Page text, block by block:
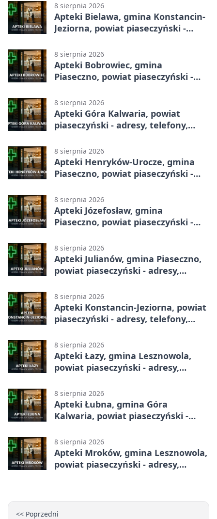
8 sierpnia 2026
Apteki Bielawa, gmina Konstancin-
Jeziorna, powiat piaseczyński -
8 sierpnia 2026
Apteki Bobrowiec, gmina
Piaseczno, powiat piaseczyński -
8 sierpnia 2026
Apteki Góra Kalwaria, powiat
piaseczyński - adresy, telefony,
8 sierpnia 2026
Apteki Henryków-Urocze, gmina
Piaseczno, powiat piaseczyński -
8 sierpnia 2026
Apteki Józefosław, gmina
Piaseczno, powiat piaseczyński -
8 sierpnia 2026
Apteki Julianów, gmina Piaseczno,
powiat piaseczyński - adresy,
8 sierpnia 2026
Apteki Konstancin-Jeziorna, powiat
piaseczyński - adresy, telefony,
8 sierpnia 2026
Apteki Łazy, gmina Lesznowola,
powiat piaseczyński - adresy,
8 sierpnia 2026
Apteki Łubna, gmina Góra
Kalwaria, powiat piaseczyński -
8 sierpnia 2026
Apteki Mroków, gmina Lesznowola,
powiat piaseczyński - adresy,
<< Poprzedni